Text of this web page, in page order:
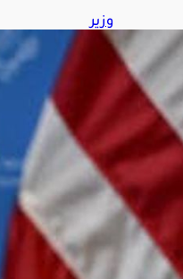
وزير
الخز
ريك
يتو
قع
اتفا
قًا
قريبً
ا
مع
إيرا